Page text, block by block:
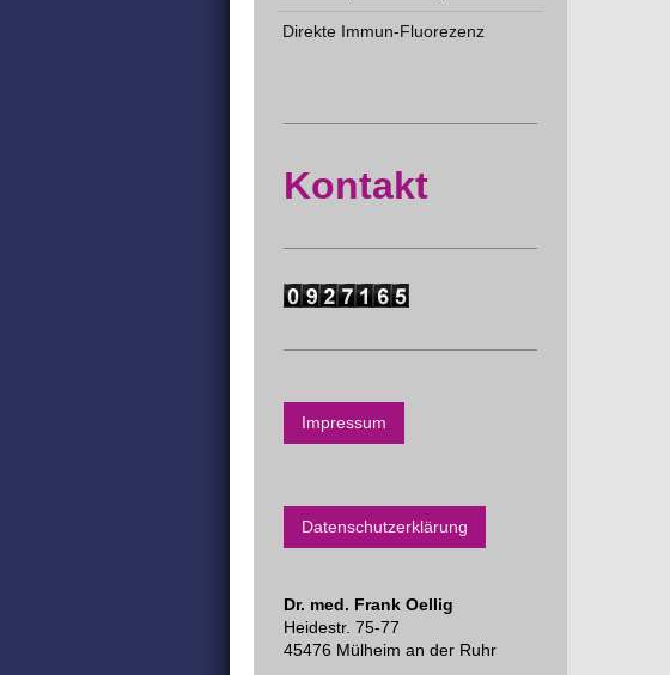
Direkte Immun-Fluorezenz
Kontakt
Impressum
Datenschutzerklärung
Dr. med. Frank Oellig
Heidestr. 75-77
45476 Mülheim an der Ruhr